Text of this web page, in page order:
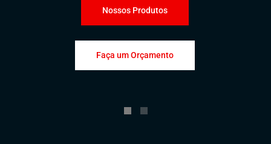
Nossos Produtos
Faça um Orçamento